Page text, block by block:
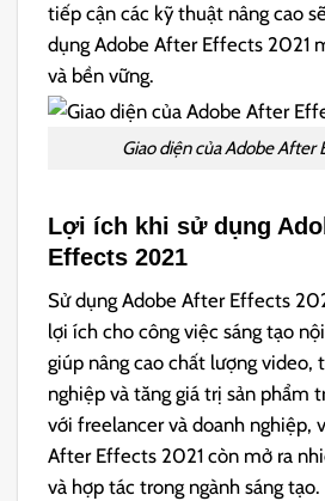
tiếp cận các kỹ thuật nâng cao
dụng Adobe After Effects 2021
và bền vững.
Giao diện của Adobe After
Lợi ích khi sử dụng
Effects 2021
Sử dụng Adobe After Effects
lợi ích cho công việc sáng tạo
giúp nâng cao chất lượng video,
nghiệp và tăng giá trị sản phẩm
với freelancer và doanh nghiệp,
After Effects 2021 còn mở ra
và hợp tác trong ngành sáng tạo.